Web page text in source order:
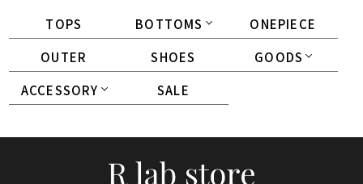
TOPS BOTTOMS
ONEPIECE
OUTER
SHOES
GOODS
ACCESSORY
SALE